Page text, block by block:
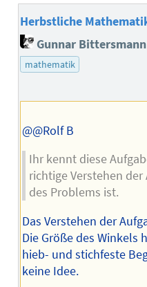
Herbstliche
Gunnar Bittersmann
mathematik
@@Rolf B
Ihr kennt diese
richtige Verstehen
des Problems ist.
Das Verstehen der
Die Größe des Winkels
hieb- und stichfeste
keine Idee.